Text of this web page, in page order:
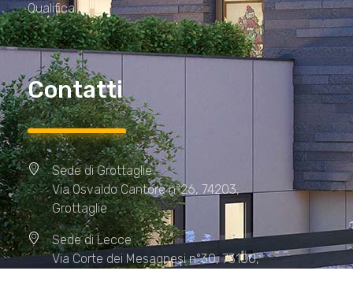
Qualifica
Contatti
Sede di Grottaglie
Via Osvaldo Cantore n°26, 74203,
Grottaglie
Sede di Lecce
Via Corte dei Mesagnesi n°30, 73100,